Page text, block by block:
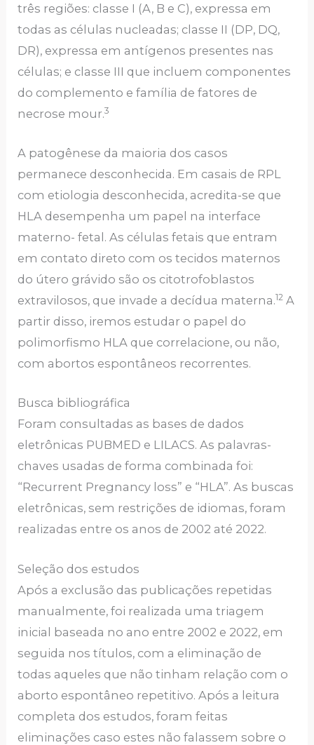
três regiões: classe I (A, B e C), expressa em
todas as células nucleadas; classe II (DP, DQ,
DR), expressa em antígenos presentes nas
células; e classe III que incluem componentes
do complemento e família de fatores de
necrose mour.3
A patogênese da maioria dos casos
permanece desconhecida. Em casais de RPL
com etiologia desconhecida, acredita-se que
HLA desempenha um papel na interface
materno- fetal. As células fetais que entram
em contato direto com os tecidos maternos
do útero grávido são os citotrofoblastos
extravilosos, que invade a decídua materna.12 A
partir disso, iremos estudar o papel do
polimorfismo HLA que correlacione, ou não,
com abortos espontâneos recorrentes.
Busca bibliográfica
Foram consultadas as bases de dados
eletrônicas PUBMED e LILACS. As palavras-
chaves usadas de forma combinada foi:
“Recurrent Pregnancy loss” e “HLA”. As buscas
eletrônicas, sem restrições de idiomas, foram
realizadas entre os anos de 2002 até 2022.
Seleção dos estudos
Após a exclusão das publicações repetidas
manualmente, foi realizada uma triagem
inicial baseada no ano entre 2002 e 2022, em
seguida nos títulos, com a eliminação de
todas aqueles que não tinham relação com o
aborto espontâneo repetitivo. Após a leitura
completa dos estudos, foram feitas
eliminações caso estes não falassem sobre o